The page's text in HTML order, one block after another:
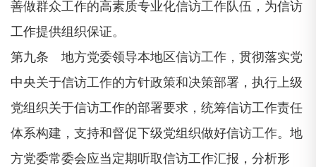
善做群众工作的高素质专业化信访工作队伍，为信访
工作提供组织保证。
第九条 地方党委领导本地区信访工作，贯彻落实党
中央关于信访工作的方针政策和决策部署，执行上级
党组织关于信访工作的部署要求，统筹信访工作责任
体系构建，支持和督促下级党组织做好信访工作。地
方党委常委会应当定期听取信访工作汇报，分析形